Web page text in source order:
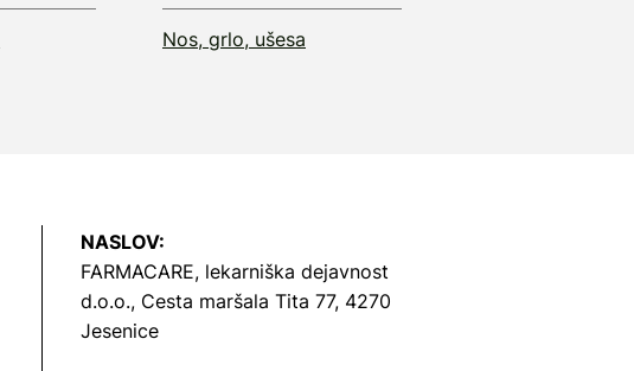
Nos, grlo, ušesa
NASLOV:
FARMACARE, lekarniška dejavnost
d.o.o., Cesta maršala Tita 77, 4270
Jesenice